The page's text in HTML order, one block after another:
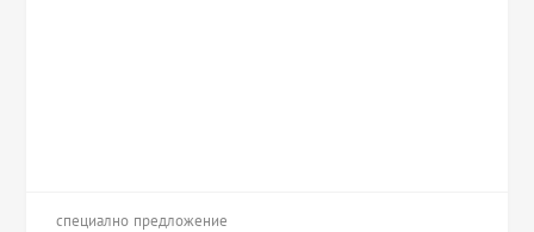
специално предложение